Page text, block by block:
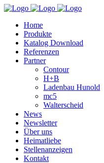
Home
Produkte
Katalog Download
Referenzen
Partner
Contour
H+B
Ladenbau Hunold
mc5
Walterscheid
News
Newsletter
Über uns
Heimatliebe
Stellenanzeigen
Kontakt